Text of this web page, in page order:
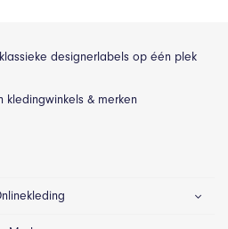
designerlabels op één plek
kledingwinkels & merken